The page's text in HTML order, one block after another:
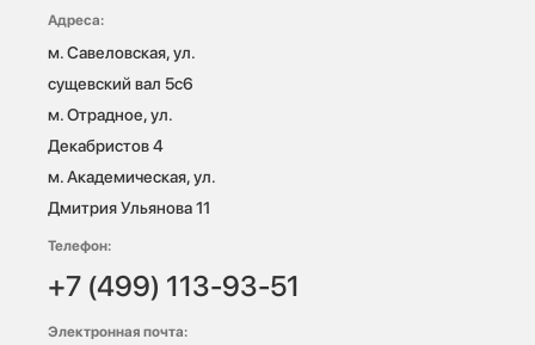
Адреса:
м. Савеловская, ул.
сущевский вал 5с6
м. Отрадное, ул.
Декабристов 4
м. Академическая, ул.
Дмитрия Ульянова 11
Телефон:
+7 (499) 113-93-51
Электронная почта: